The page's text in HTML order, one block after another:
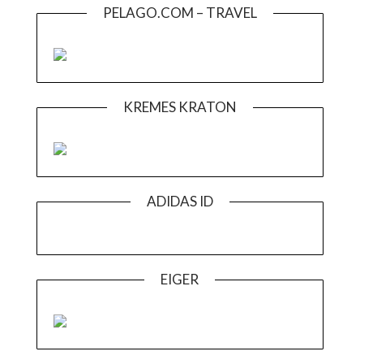
PELAGO.COM – TRAVEL
KREMES KRATON
ADIDAS ID
EIGER